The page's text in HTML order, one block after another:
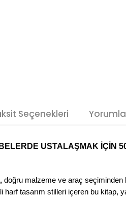
Seçenekleri
USTALAŞMAK İÇİN
doğru malzeme ve araç seçiminden
harf tasarım stilleri içeren bu kitap,